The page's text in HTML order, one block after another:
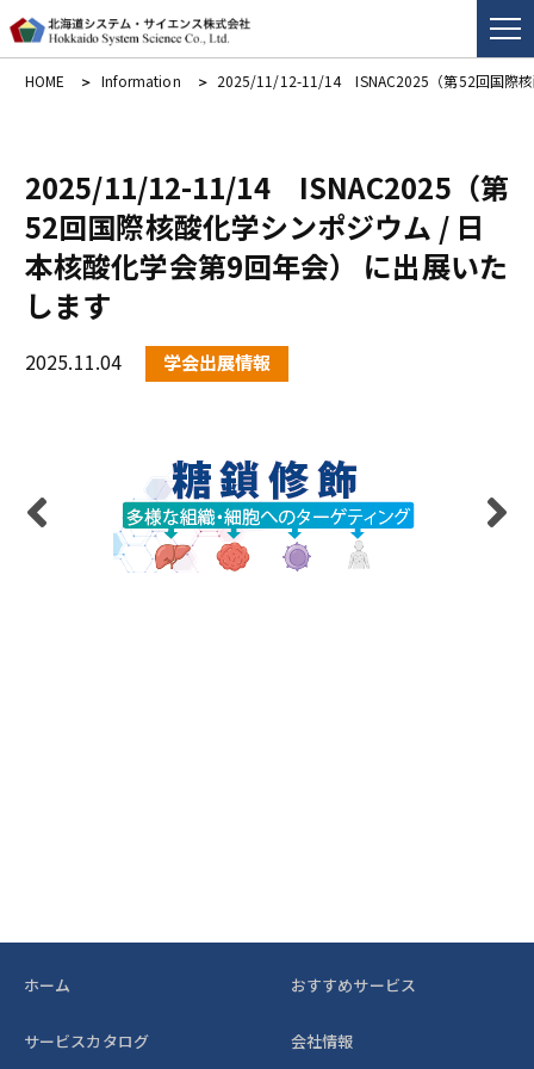
HOME Information 2025/11/12-11/14 ISNAC2025（第52回国際核
2025/11/12-11/14 ISNAC2025（第
52回国際核酸化学シンポジウム / 日
本核酸化学会第9回年会） に出展いた
します
2025.11.04 学会出展情報
ホーム おすすめサービス
サービスカタログ 会社情報